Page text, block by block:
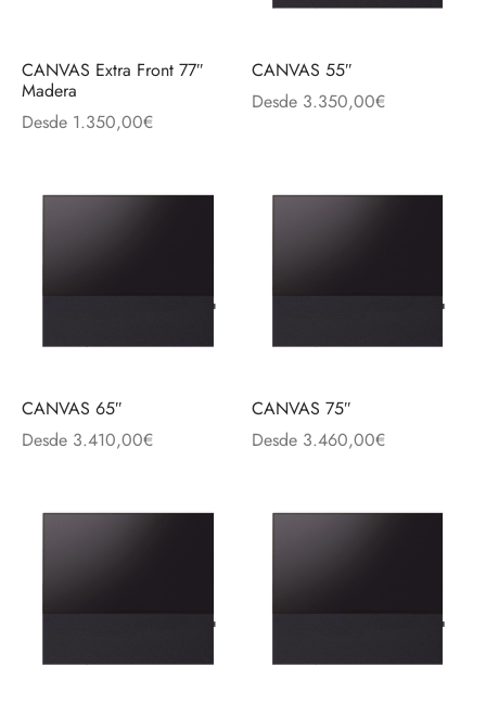
CANVAS Extra Front 77″
Madera
Desde 1.350,00€
CANVAS 55″
Desde 3.350,00€
CANVAS 65″
Desde 3.410,00€
CANVAS 75″
Desde 3.460,00€